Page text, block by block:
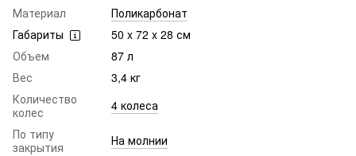
Материал
Поликарбонат
Габариты
50 x 72 x 28 см
Объем
87 л
Вес
3,4 кг
Количество
колес
4 колеса
По типу
закрытия
На молнии